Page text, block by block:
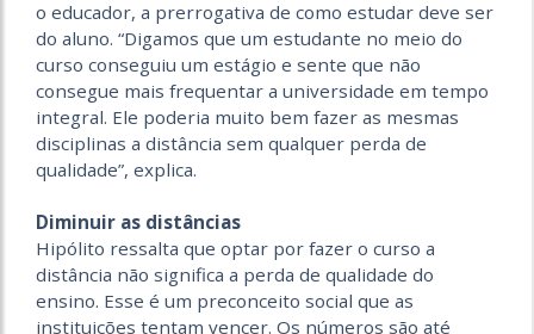
o educador, a prerrogativa de como estudar deve ser
do aluno. “Digamos que um estudante no meio do
curso conseguiu um estágio e sente que não
consegue mais frequentar a universidade em tempo
integral. Ele poderia muito bem fazer as mesmas
disciplinas a distância sem qualquer perda de
qualidade”, explica.
Diminuir as distâncias
Hipólito ressalta que optar por fazer o curso a
distância não significa a perda de qualidade do
ensino. Esse é um preconceito social que as
instituições tentam vencer. Os números são até